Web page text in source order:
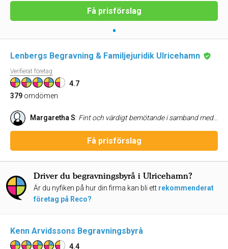
Få prisförslag
•
Lenbergs Begravning & Familjejuridik Ulricehamn
Verifierat företag
4.7
379 omdömen
Margaretha S: Fint och värdigt bemötande i samband med allt gällande från första mötet via telefon till personligt möte och allt gällande begravning av närstående. Tack
Få prisförslag
Driver du begravningsbyrå i Ulricehamn?
Är du nyfiken på hur din firma kan bli ett rekommenderat
företag på Reco?
Kenn Arvidssons Begravningsbyrå
4.4